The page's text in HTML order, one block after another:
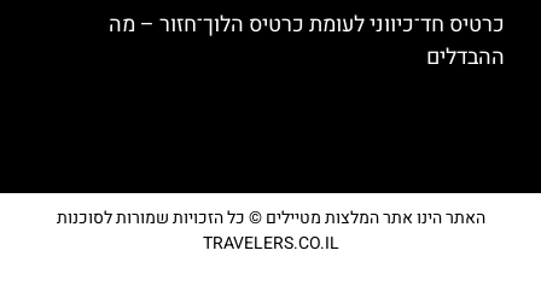
כרטיס חד־כיווני לעומת כרטיס הלוך־חזור – מה
ההבדלים
האתר הינו אתר המלצות מטיילים © כל הזכויות שמורות לסוכנות
TRAVELERS.CO.IL